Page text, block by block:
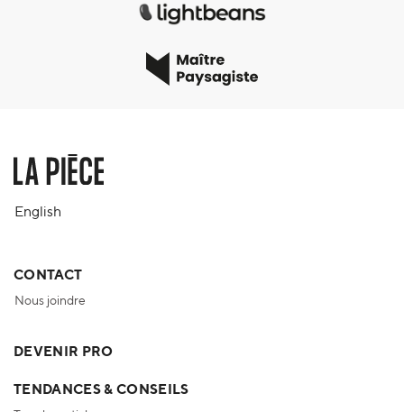
English
CONTACT
Nous joindre
DEVENIR PRO
TENDANCES & CONSEILS